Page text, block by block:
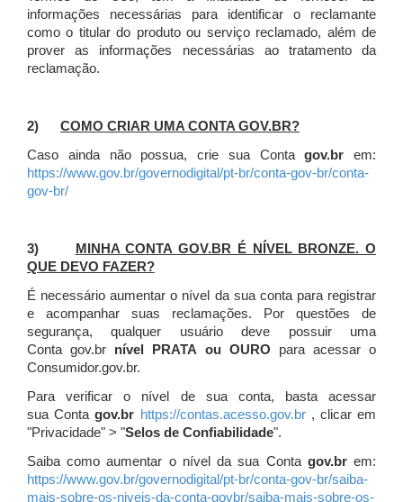
informações necessárias para identificar o reclamante
como o titular do produto ou serviço reclamado, além de
prover as informações necessárias ao tratamento da
reclamação.
2) COMO CRIAR UMA CONTA GOV.BR?
Caso ainda não possua, crie sua Contagov.br em:
https://www.gov.br/governodigital/pt-br/conta-gov-br/conta-
gov-br/
3)
MINHA CONTA GOV.BR É NÍVEL BRONZE. O
QUE DEVO FAZER?
É necessário aumentar o nível da sua conta para registrar
e acompanhar suas reclamações. Por questões de
segurança, qualquer usuário deve possuir uma
Conta gov.br nível PRATA ou OURO para acessar o
Consumidor.gov.br.
Para verificar o nível de sua conta, basta acessar
sua Contagov.br https://contas.acesso.gov.br, clicar em
"Privacidade" > "Selos de Confiabilidade".
Saiba como aumentar o nível da sua Conta gov.brem:
https://www.gov.br/governodigital/pt-br/conta-gov-br/saiba-
mais-sobre-os-niveis-da-conta-govbr/saiba-mais-sobre-os-